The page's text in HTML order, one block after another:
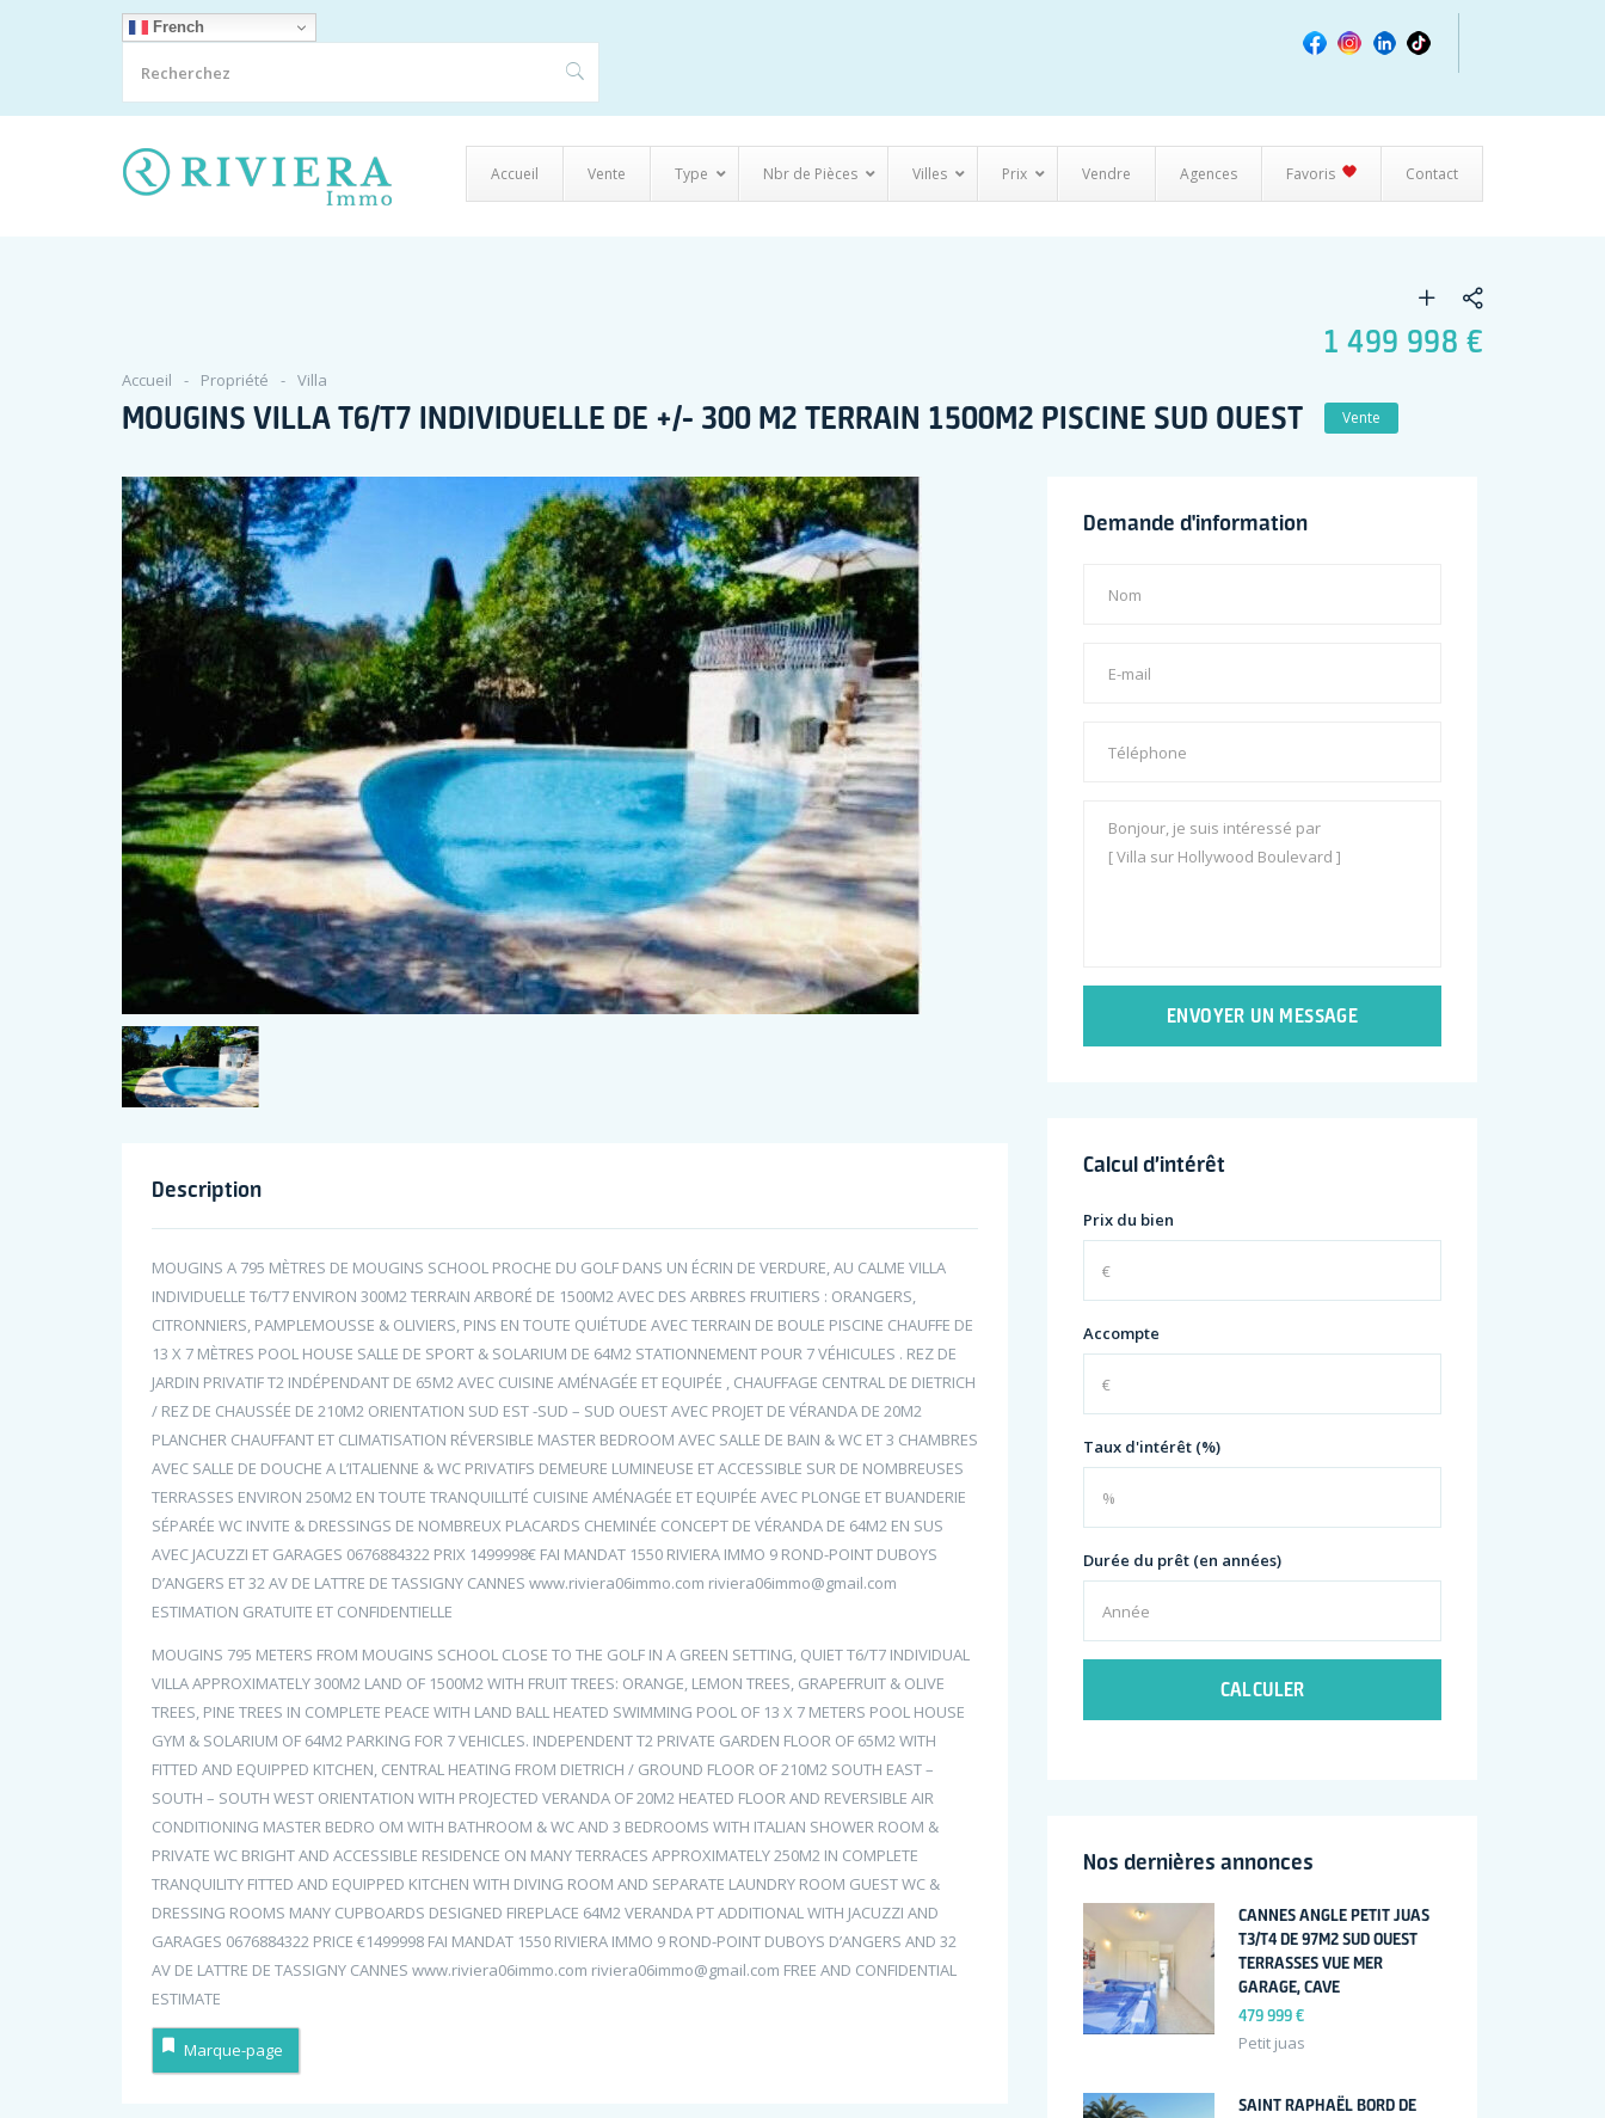
French
Accueil Vente Type Nbr de Pièces Villes Prix Vendre Agences Favoris Contact
1 499 998 €
Accueil Propriété Villa
MOUGINS VILLA T6/T7 INDIVIDUELLE DE +/- 300 M2 TERRAIN 1500M2 PISCINE SUD OUEST Vente
Description
MOUGINS A 795 MÈTRES DE MOUGINS SCHOOL PROCHE DU GOLF DANS UN ÉCRIN DE VERDURE, AU CALME VILLA
INDIVIDUELLE T6/T7 ENVIRON 300M2 TERRAIN ARBORÉ DE 1500M2 AVEC DES ARBRES FRUITIERS : ORANGERS,
CITRONNIERS, PAMPLEMOUSSE & OLIVIERS, PINS EN TOUTE QUIÉTUDE AVEC TERRAIN DE BOULE PISCINE CHAUFFE DE
13 X 7 MÈTRES POOL HOUSE SALLE DE SPORT & SOLARIUM DE 64M2 STATIONNEMENT POUR 7 VÉHICULES . REZ DE
JARDIN PRIVATIF T2 INDÉPENDANT DE 65M2 AVEC CUISINE AMÉNAGÉE ET EQUIPÉE , CHAUFFAGE CENTRAL DE DIETRICH
/ REZ DE CHAUSSÉE DE 210M2 ORIENTATION SUD EST -SUD – SUD OUEST AVEC PROJET DE VÉRANDA DE 20M2
PLANCHER CHAUFFANT ET CLIMATISATION RÉVERSIBLE MASTER BEDROOM AVEC SALLE DE BAIN & WC ET 3 CHAMBRES
AVEC SALLE DE DOUCHE A L’ITALIENNE & WC PRIVATIFS DEMEURE LUMINEUSE ET ACCESSIBLE SUR DE NOMBREUSES
TERRASSES ENVIRON 250M2 EN TOUTE TRANQUILLITÉ CUISINE AMÉNAGÉE ET EQUIPÉE AVEC PLONGE ET BUANDERIE
SÉPARÉE WC INVITE & DRESSINGS DE NOMBREUX PLACARDS CHEMINÉE CONCEPT DE VÉRANDA DE 64M2 EN SUS
AVEC JACUZZI ET GARAGES 0676884322 PRIX 1499998€ FAI MANDAT 1550 RIVIERA IMMO 9 ROND-POINT DUBOYS
D’ANGERS ET 32 AV DE LATTRE DE TASSIGNY CANNES www.riviera06immo.com riviera06immo@gmail.com
ESTIMATION GRATUITE ET CONFIDENTIELLE
MOUGINS 795 METERS FROM MOUGINS SCHOOL CLOSE TO THE GOLF IN A GREEN SETTING, QUIET T6/T7 INDIVIDUAL
VILLA APPROXIMATELY 300M2 LAND OF 1500M2 WITH FRUIT TREES: ORANGE, LEMON TREES, GRAPEFRUIT & OLIVE
TREES, PINE TREES IN COMPLETE PEACE WITH LAND BALL HEATED SWIMMING POOL OF 13 X 7 METERS POOL HOUSE
GYM & SOLARIUM OF 64M2 PARKING FOR 7 VEHICLES. INDEPENDENT T2 PRIVATE GARDEN FLOOR OF 65M2 WITH
FITTED AND EQUIPPED KITCHEN, CENTRAL HEATING FROM DIETRICH / GROUND FLOOR OF 210M2 SOUTH EAST –
SOUTH – SOUTH WEST ORIENTATION WITH PROJECTED VERANDA OF 20M2 HEATED FLOOR AND REVERSIBLE AIR
CONDITIONING MASTER BEDRO OM WITH BATHROOM & WC AND 3 BEDROOMS WITH ITALIAN SHOWER ROOM &
PRIVATE WC BRIGHT AND ACCESSIBLE RESIDENCE ON MANY TERRACES APPROXIMATELY 250M2 IN COMPLETE
TRANQUILITY FITTED AND EQUIPPED KITCHEN WITH DIVING ROOM AND SEPARATE LAUNDRY ROOM GUEST WC &
DRESSING ROOMS MANY CUPBOARDS DESIGNED FIREPLACE 64M2 VERANDA PT ADDITIONAL WITH JACUZZI AND
GARAGES 0676884322 PRICE €1499998 FAI MANDAT 1550 RIVIERA IMMO 9 ROND-POINT DUBOYS D’ANGERS AND 32
AV DE LATTRE DE TASSIGNY CANNES www.riviera06immo.com riviera06immo@gmail.com FREE AND CONFIDENTIAL
ESTIMATE
Marque-page
Demande d'information
ENVOYER UN MESSAGE
Calcul d’intérêt
Prix du bien
Accompte
Taux d'intérêt (%)
Durée du prêt (en années)
CALCULER
Nos dernières annonces
CANNES ANGLE PETIT JUAS
T3/T4 DE 97M2 SUD OUEST
TERRASSES VUE MER
GARAGE, CAVE
479 999 €
Petit juas
SAINT RAPHAËL BORD DE